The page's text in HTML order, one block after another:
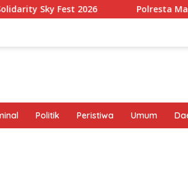
Polresta Malang Kota Serap
Politik Peristiwa Umum